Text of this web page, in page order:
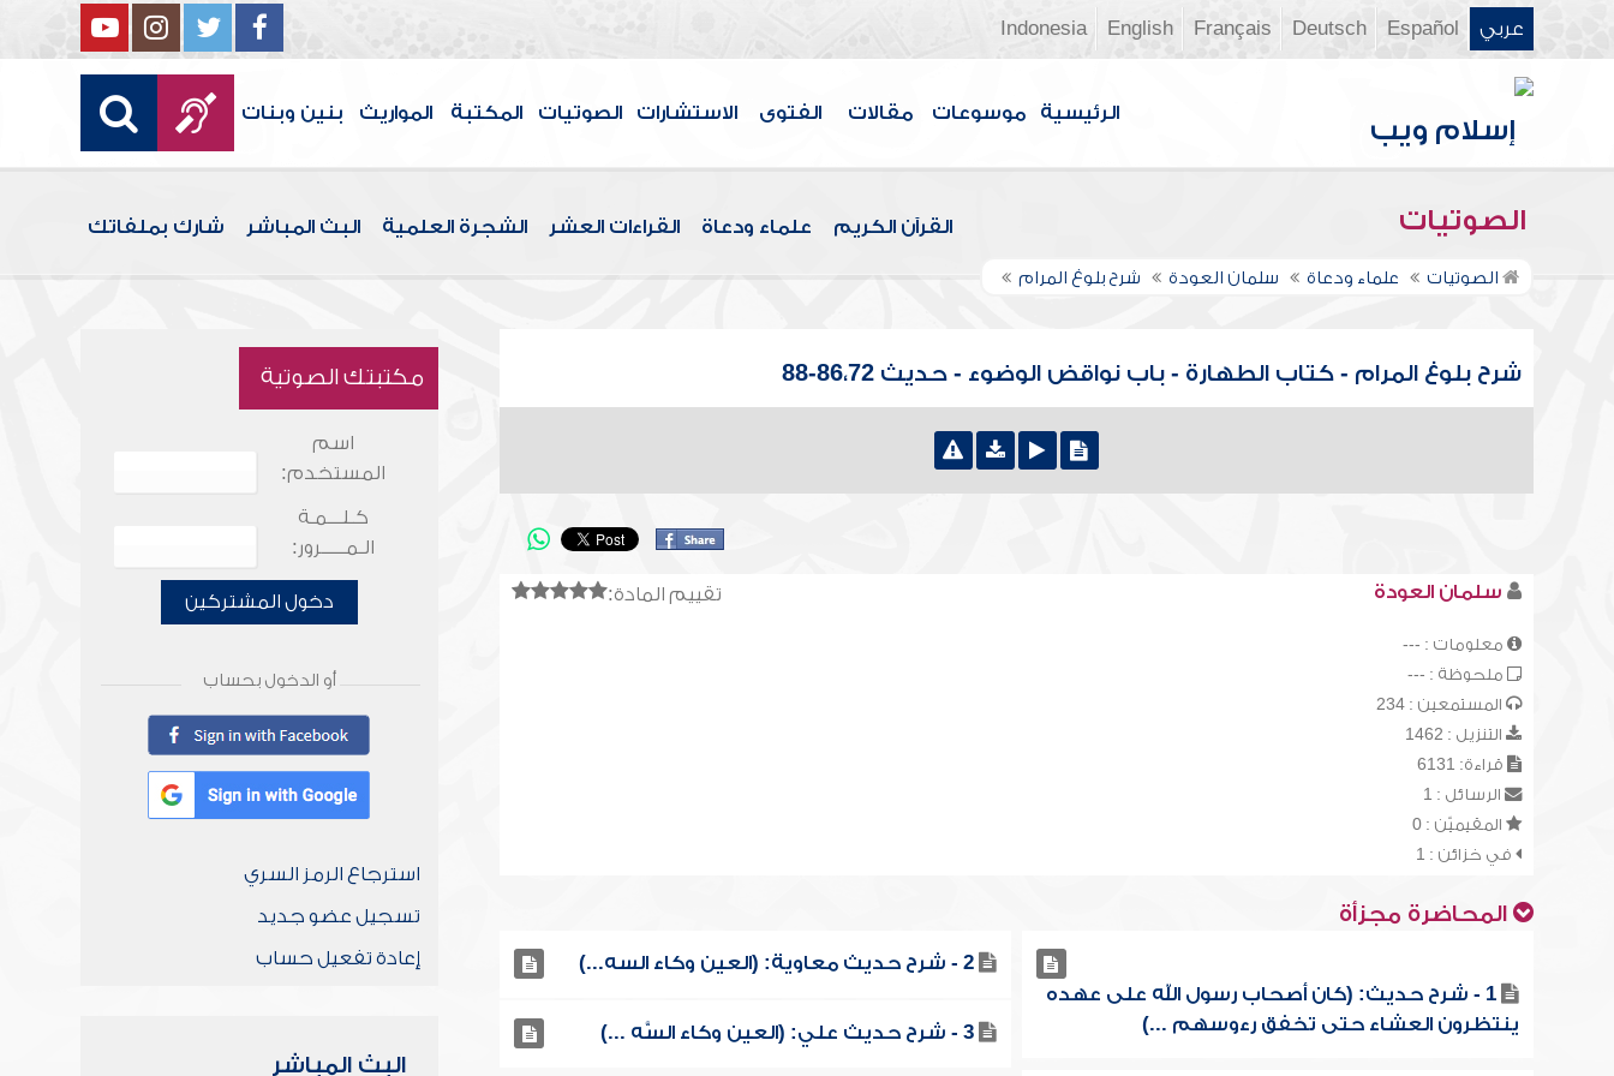
عربي Español
Deutsch
Français
English
Indonesia
الرئيسية موسوعات مقالات الفتوى الاستشارات الصوتيات المكتبة المواريث بنين وبنات
الصوتيات القرآن الكريم علماء ودعاة القراءات العشر الشجرة العلمية البث المباشر شارك بملفاتك
الصوتيات علماء ودعاة سلمان العودة شرح بلوغ المرام
شرح بلوغ المرام - كتاب الطهارة - باب نواقض الوضوء - حديث 86،72-88
تقييم المادة: سلمان العودة
معلومات : ---
ملحوظة : ---
المستمعين : 234
التنزيل : 1462
قراءة: 6131
الرسائل : 1
المقيميّن : 0
في خزائن : 1
المحاضرة مجزأة
1 - شرح حديث: (كان أصحاب رسول الله على عهده
ينتظرون العشاء حتى تخفق رءوسهم ...)
2 - شرح حديث معاوية: (العين وكاء السه...)
3 - شرح حديث علي: (العين وكاء السَّه ...)
مكتبتك الصوتية
اسم
المستخدم:
كـلـــمـة
الـمـــــرور:
دخول المشتركين
أو الدخول بحساب
استرجاع الرمز السري
تسجيل عضو جديد
إعادة تفعيل حساب
البث المباشر